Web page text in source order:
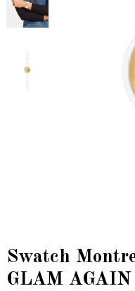
Swatch
GLAM